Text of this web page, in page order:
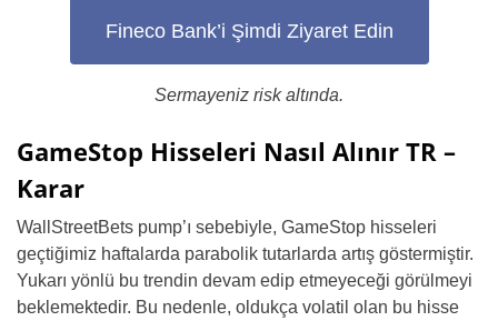
Fineco Bank’i Şimdi Ziyaret Edin
Sermayeniz risk altında.
GameStop Hisseleri Nasıl Alınır TR –
Karar
WallStreetBets pump’ı sebebiyle, GameStop hisseleri
geçtiğimiz haftalarda parabolik tutarlarda artış göstermiştir.
Yukarı yönlü bu trendin devam edip etmeyeceği görülmeyi
beklemektedir. Bu nedenle, oldukça volatil olan bu hisse